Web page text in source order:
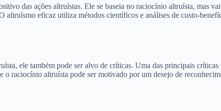
das ações altruístas. Ele se baseia no raciocínio altruísta, mas
altruísmo eficaz utiliza métodos científicos e análises de custo-
ele também pode ser alvo de críticas. Uma das principais
o raciocínio altruísta pode ser motivado por um desejo de